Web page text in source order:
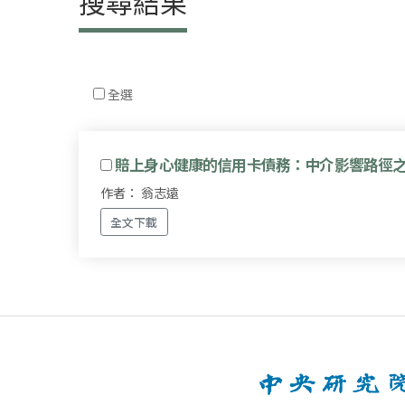
全選
賠上身心健康的信用卡債務：中介影響路徑
作者： 翁志遠
全文下載